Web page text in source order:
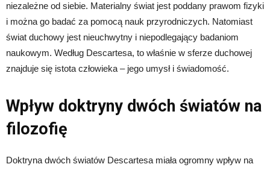
niezależne od siebie. Materialny świat jest poddany prawom fizyki
i można go badać za pomocą nauk przyrodniczych. Natomiast
świat duchowy jest nieuchwytny i niepodlegający badaniom
naukowym. Według Descartesa, to właśnie w sferze duchowej
znajduje się istota człowieka – jego umysł i świadomość.
Wpływ doktryny dwóch światów na
filozofię
Doktryna dwóch światów Descartesa miała ogromny wpływ na